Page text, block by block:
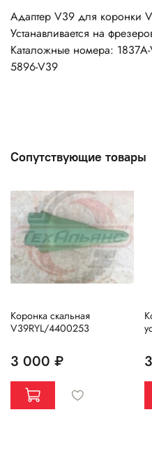
Адаптер V39 для коронки
Устанавливается на
Каталожные номера:
5896-V39
Сопутствующие товары
Коронка скальная
V39RYL/4400253
3 000 ₽